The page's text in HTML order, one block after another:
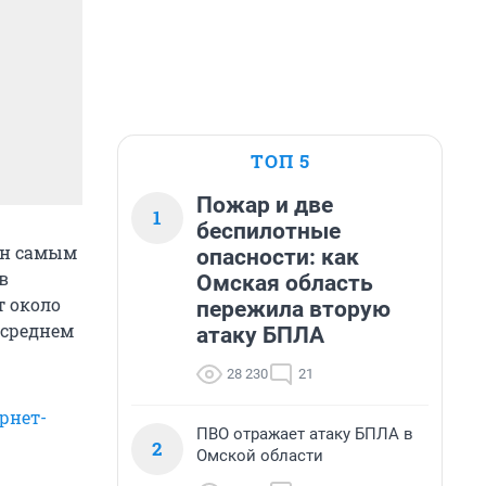
самым
около
ТОП 5
1
Пожар и две
беспилотные
опасности: как
Омская область
пережила вторую
атаку БПЛА
28 230 21
2
ПВО отражает атаку БПЛА в
Омской области